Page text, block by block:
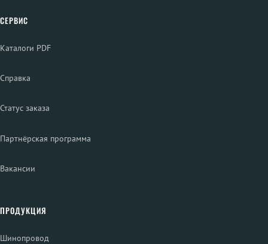
СЕРВИС
Каталоги PDF
Справка
Статус заказа
Партнёрская программа
Вакансии
ПРОДУКЦИЯ
Шинопровод